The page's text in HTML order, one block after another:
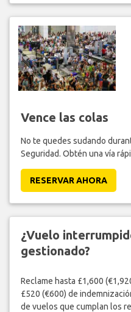
Vence las colas
No te quedes sudando
Seguridad. Obtén una vía
RESERVAR AHORA
¿Vuelo
gestionado?
Reclame hasta £1,600
£520 (€600) de
de vuelos que cumplan los